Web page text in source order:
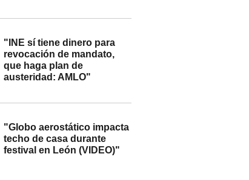
"INE sí tiene dinero para
revocación de mandato,
que haga plan de
austeridad: AMLO"
"Globo aerostático impacta
techo de casa durante
festival en León (VIDEO)"